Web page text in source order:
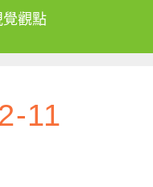
覺觀點
11